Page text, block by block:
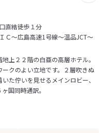
直結徒歩１分
Ｃ～広島高速1号線～温品JCT～
上２２階の白亜の高層ホテル。
クのよい立地です。２層吹きぬ
た佇いを見せるメインロビー、
国同時通訳。